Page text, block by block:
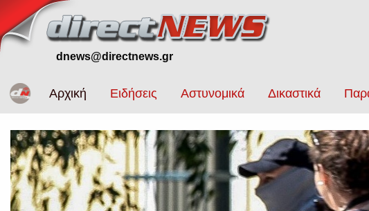
dnews@directnews.gr
Αρχική Ειδήσεις Αστυνομικά Δικαστικά